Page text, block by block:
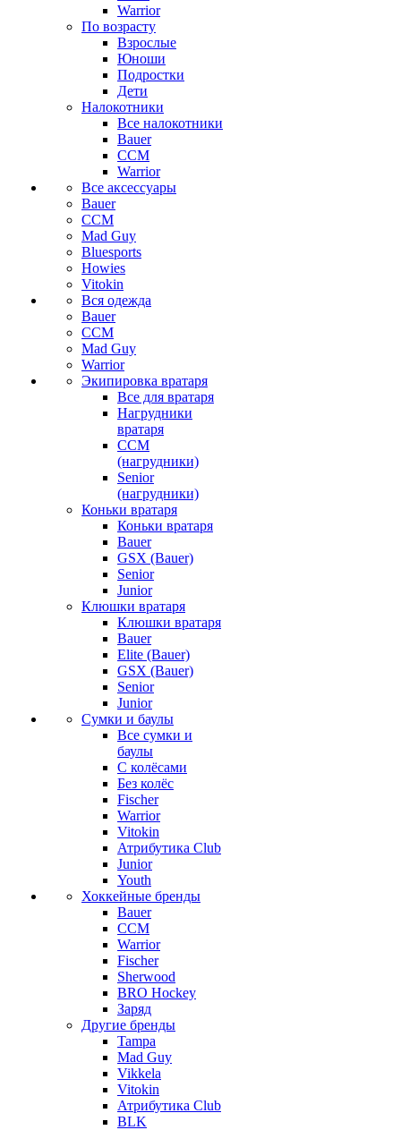
Warrior
По возрасту
Взрослые
Юноши
Подростки
Дети
Налокотники
Все налокотники
Bauer
CCM
Warrior
Все аксессуары
Bauer
CCM
Mad Guy
Bluesports
Howies
Vitokin
Вся одежда
Bauer
CCM
Mad Guy
Warrior
Экипировка вратаря
Все для вратаря
Нагрудники
вратаря
CCM
(нагрудники)
Senior
(нагрудники)
Коньки вратаря
Коньки вратаря
Bauer
GSX (Bauer)
Senior
Junior
Клюшки вратаря
Клюшки вратаря
Bauer
Elite (Bauer)
GSX (Bauer)
Senior
Junior
Сумки и баулы
Все сумки и
баулы
С колёсами
Без колёс
Fischer
Warrior
Vitokin
Атрибутика Club
Junior
Youth
Хоккейные бренды
Bauer
CCM
Warrior
Fischer
Sherwood
BRO Hockey
Заряд
Другие бренды
Tampa
Mad Guy
Vikkela
Vitokin
Атрибутика Club
BLK